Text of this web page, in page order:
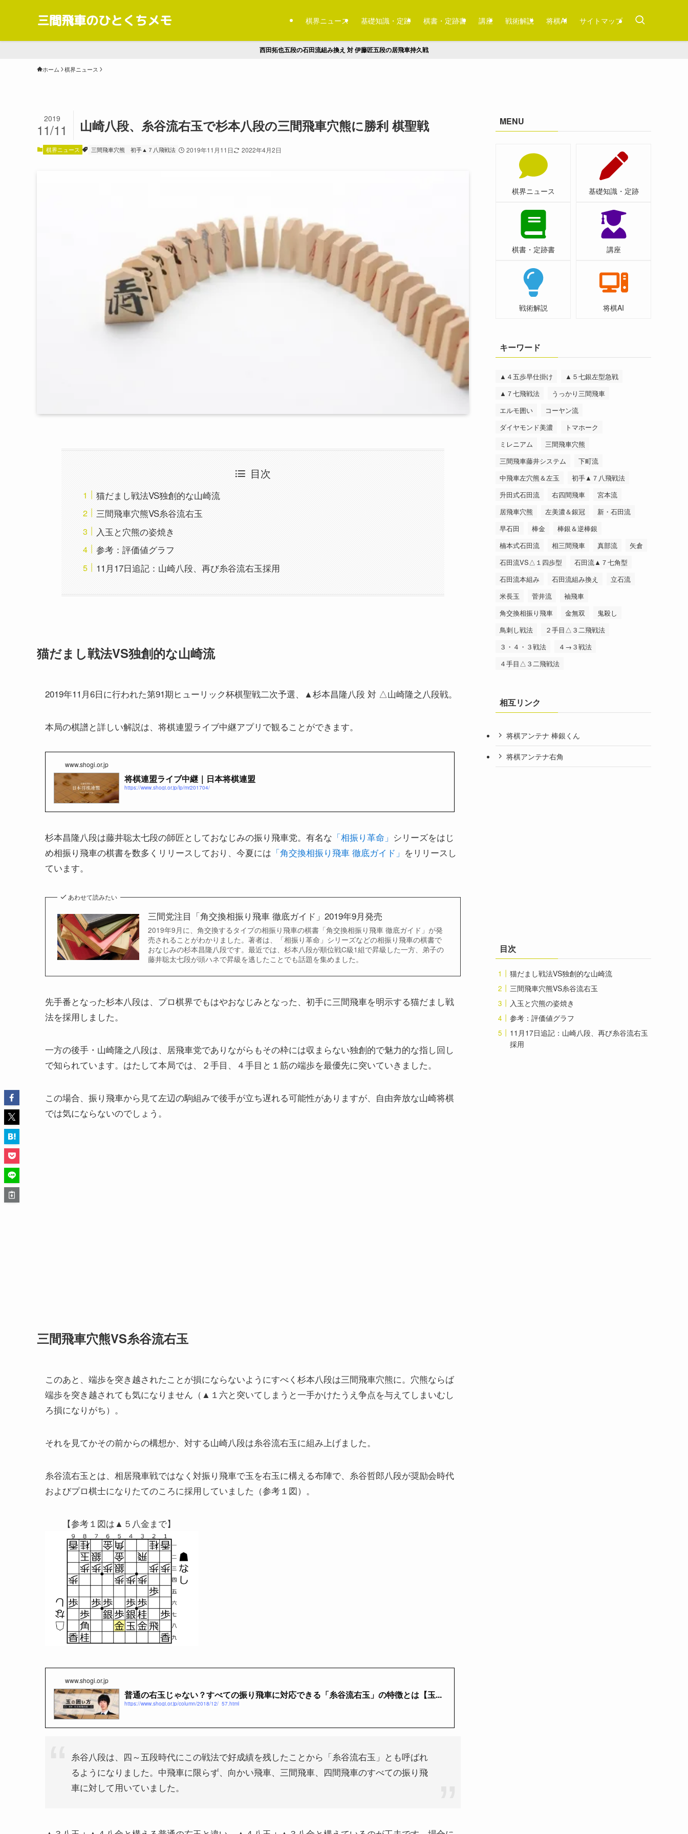
三間飛車のひとくちメモ 棋界ニュース 基礎知識・定跡 棋書・定跡書 講座 戦術解説 将棋AI サイトマップ
西田拓也五段の石田流組み換え 対 伊藤匠五段の居飛車持久戦
ホーム 棋界ニュース
山崎八段、糸谷流右玉で杉本八段の三間飛車穴熊に勝利 棋聖戦
2019
11/11
棋界ニュース 三間飛車穴熊 初手▲７八飛戦法 2019年11月11日 2022年4月2日
目次
猫だまし戦法VS独創的な山崎流
三間飛車穴熊VS糸谷流右玉
入玉と穴熊の姿焼き
参考：評価値グラフ
11月17日追記：山崎八段、再び糸谷流右玉採用
猫だまし戦法VS独創的な山崎流
2019年11月6日に行われた第91期ヒューリック杯棋聖戦二次予選、▲杉本昌隆八段 対 △山崎隆之八段戦。
本局の棋譜と詳しい解説は、将棋連盟ライブ中継アプリで観ることができます。
www.shogi.or.jp
将棋連盟ライブ中継｜日本将棋連盟
https://www.shogi.or.jp/lp/mr201704/
杉本昌隆八段は藤井聡太七段の師匠としておなじみの振り飛車党。有名な 「相振り革命」 シリーズをはじ
め相振り飛車の棋書を数多くリリースしており、今夏には 「角交換相振り飛車 徹底ガイド」 をリリースし
ています。
あわせて読みたい
三間党注目「角交換相振り飛車 徹底ガイド」2019年9月発売
2019年9月に、角交換するタイプの相振り飛車の棋書「角交換相振り飛車 徹底ガイド」が発
売されることがわかりました。著者は、「相振り革命」シリーズなどの相振り飛車の棋書で
おなじみの杉本昌隆八段です。最近では、杉本八段が順位戦C級1組で昇級した一方、弟子の
藤井聡太七段が頭ハネで昇級を逃したことでも話題を集めました。
先手番となった杉本八段は、プロ棋界でもはやおなじみとなった、初手に三間飛車を明示する猫だまし戦
法を採用しました。
一方の後手・山崎隆之八段は、居飛車党でありながらもその枠には収まらない独創的で魅力的な指し回し
で知られています。はたして本局では、２手目、４手目と１筋の端歩を最優先に突いていきました。
この場合、振り飛車から見て左辺の駒組みで後手が立ち遅れる可能性がありますが、自由奔放な山崎将棋
では気にならないのでしょう。
三間飛車穴熊VS糸谷流右玉
このあと、端歩を突き越されたことが損にならないようにすべく杉本八段は三間飛車穴熊に。穴熊ならば
端歩を突き越されても気になりません（▲１六と突いてしまうと一手かけたうえ争点を与えてしまいむし
ろ損になりがち）。
それを見てかその前からの構想か、対する山崎八段は糸谷流右玉に組み上げました。
糸谷流右玉とは、相居飛車戦ではなく対振り飛車で玉を右玉に構える布陣で、糸谷哲郎八段が奨励会時代
およびプロ棋士になりたてのころに採用していました（参考１図）。
【参考１図は▲５八金まで】
www.shogi.or.jp
普通の右玉じゃない？すべての振り飛車に対応できる「糸谷流右玉」の特徴とは【玉...
https://www.shogi.or.jp/column/2018/12/_57.html
糸谷八段は、四～五段時代にこの戦法で好成績を残したことから「糸谷流右玉」とも呼ばれ
るようになりました。中飛車に限らず、向かい飛車、三間飛車、四間飛車のすべての振り飛
車に対して用いていました。
MENU
棋界ニュース 基礎知識・定跡
棋書・定跡書 講座
戦術解説 将棋AI
キーワード
▲４五歩早仕掛け
▲５七銀左型急戦
▲７七飛戦法
うっかり三間飛車
エルモ囲い
コーヤン流
ダイヤモンド美濃
トマホーク
ミレニアム
三間飛車穴熊
三間飛車藤井システム
下町流
中飛車左穴熊＆左玉
初手▲７八飛戦法
升田式石田流
右四間飛車
宮本流
居飛車穴熊
左美濃＆銀冠
新・石田流
早石田
棒金
棒銀＆逆棒銀
楠本式石田流
相三間飛車 真部流
矢倉
石田流VS△１四歩型
石田流▲７七角型
石田流本組み
石田流組み換え
立石流
米長玉
菅井流
袖飛車
角交換相振り飛車
金無双
鬼殺し
鳥刺し戦法
２手目△３二飛戦法
３・４・３戦法
４→３戦法
４手目△３二飛戦法
相互リンク
将棋アンテナ 棒銀くん
将棋アンテナ右角
目次
猫だまし戦法VS独創的な山崎流
三間飛車穴熊VS糸谷流右玉
入玉と穴熊の姿焼き
参考：評価値グラフ
11月17日追記：山崎八段、再び糸谷流右玉
採用